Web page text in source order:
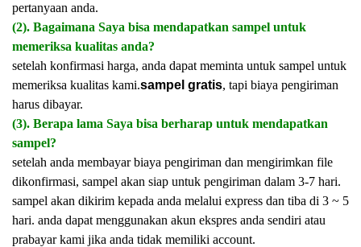
pertanyaan anda.
(2). Bagaimana Saya bisa mendapatkan sampel untuk
memeriksa kualitas anda?
setelah konfirmasi harga, anda dapat meminta untuk sampel untuk
memeriksa kualitas kami.sampel gratis, tapi biaya pengiriman
harus dibayar.
(3). Berapa lama Saya bisa berharap untuk mendapatkan
sampel?
setelah anda membayar biaya pengiriman dan mengirimkan file
dikonfirmasi, sampel akan siap untuk pengiriman dalam 3-7 hari.
sampel akan dikirim kepada anda melalui express dan tiba di 3 ~ 5
hari. anda dapat menggunakan akun ekspres anda sendiri atau
prabayar kami jika anda tidak memiliki account.